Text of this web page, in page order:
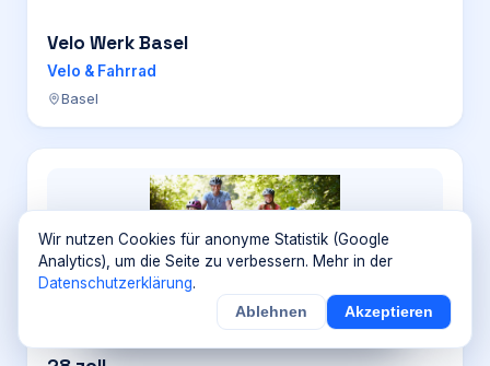
Velo Werk Basel
Velo & Fahrrad
Basel
Details Sichern ×
Wir nutzen Cookies für anonyme Statistik (Google
Analytics), um die Seite zu verbessern. Mehr in der
Datenschutzerklärung.
Ablehnen Akzeptieren